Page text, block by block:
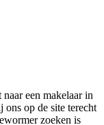
een makelaar in
ons op de site terecht
zoeken is